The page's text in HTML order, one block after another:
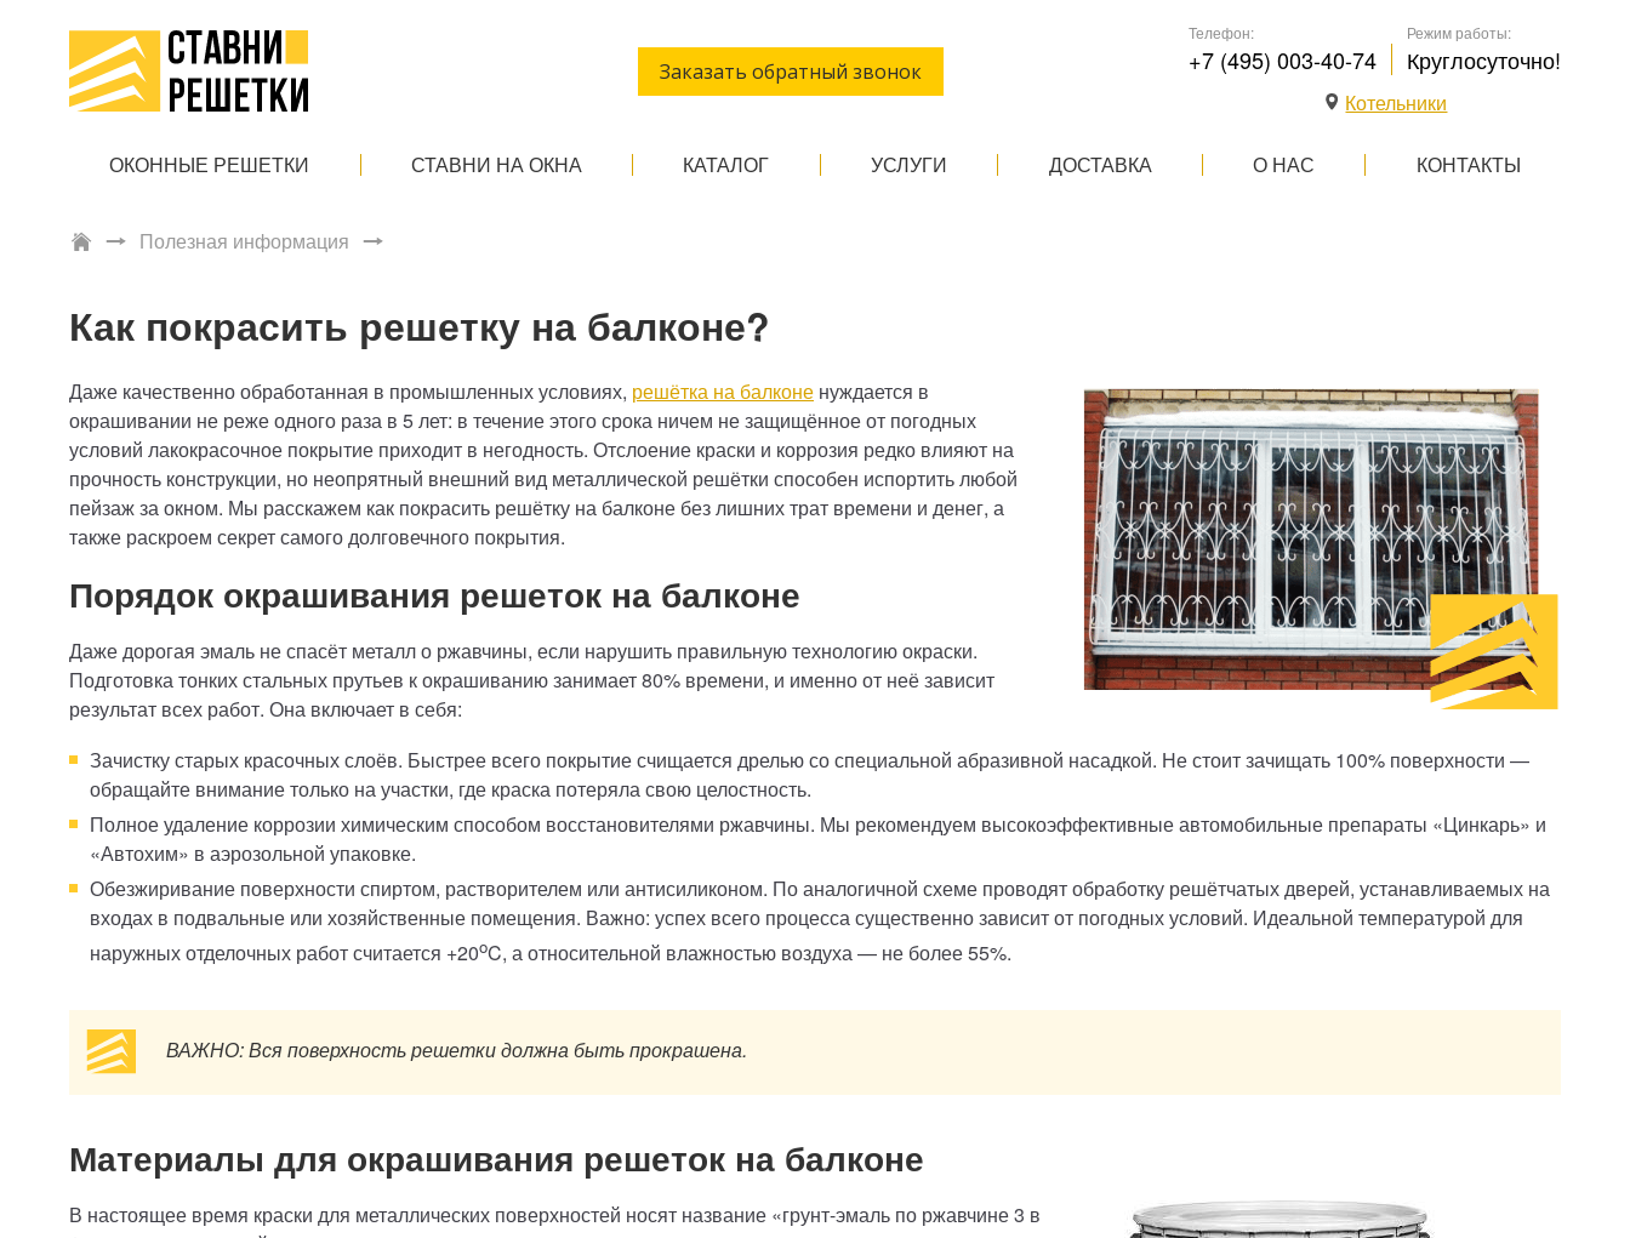
Заказать обратный звонок
Телефон:
+7 (495) 003-40-74
Режим работы:
Круглосуточно!
Котельники
ОКОННЫЕ РЕШЕТКИ СТАВНИ НА ОКНА КАТАЛОГ УСЛУГИ ДОСТАВКА О НАС КОНТАКТЫ
Полезная информация
Как покрасить решетку на балконе?
Даже качественно обработанная в промышленных условиях, решётка на балконе нуждается в
окрашивании не реже одного раза в 5 лет: в течение этого срока ничем не защищённое от погодных
условий лакокрасочное покрытие приходит в негодность. Отслоение краски и коррозия редко влияют на
прочность конструкции, но неопрятный внешний вид металлической решётки способен испортить любой
пейзаж за окном. Мы расскажем как покрасить решётку на балконе без лишних трат времени и денег, а
также раскроем секрет самого долговечного покрытия.
Порядок окрашивания решеток на балконе
Даже дорогая эмаль не спасёт металл о ржавчины, если нарушить правильную технологию окраски.
Подготовка тонких стальных прутьев к окрашиванию занимает 80% времени, и именно от неё зависит
результат всех работ. Она включает в себя:
Зачистку старых красочных слоёв. Быстрее всего покрытие счищается дрелью со специальной абразивной насадкой. Не стоит зачищать 100% поверхности —
обращайте внимание только на участки, где краска потеряла свою целостность.
Полное удаление коррозии химическим способом восстановителями ржавчины. Мы рекомендуем высокоэффективные автомобильные препараты «Цинкарь» и
«Автохим» в аэрозольной упаковке.
Обезжиривание поверхности спиртом, растворителем или антисиликоном. По аналогичной схеме проводят обработку решётчатых дверей, устанавливаемых на
входах в подвальные или хозяйственные помещения. Важно: успех всего процесса существенно зависит от погодных условий. Идеальной температурой для
наружных отделочных работ считается +20oC, а относительной влажностью воздуха — не более 55%.
ВАЖНО: Вся поверхность решетки должна быть прокрашена.
Материалы для окрашивания решеток на балконе
В настоящее время краски для металлических поверхностей носят название «грунт-эмаль по ржавчине 3 в